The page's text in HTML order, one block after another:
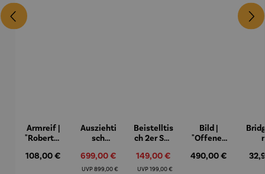
Armreif |
"Roberta"
Mütz
Regulärer Preis:
108,00 €
Ausziehti
sch
m – Valor
Verkaufspreis:
699,00 €
UVP Regulärer Preis:
899,00 €
Beistelltis
ch 2er Set
Verkaufspreis:
149,00 €
UVPRegulärer Preis:
199,00 €
Bild |
"Offenes
Collioure"
Regulärer Preis:
490,00 €